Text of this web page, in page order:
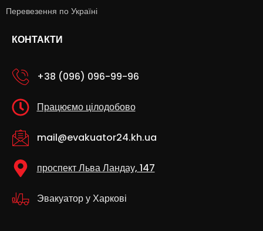
Перевезення по Україні
КОНТАКТИ
+38 (096) 096-99-96
Працюємо цілодобово
mail@evakuator24.kh.ua
проспект Льва Ландау, 147
Эвакуатор у Харкові